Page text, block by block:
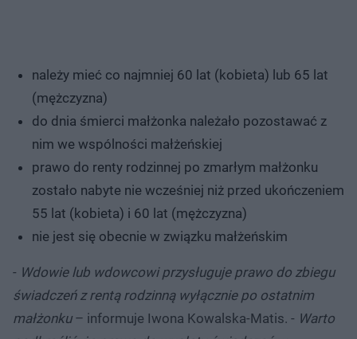
należy mieć co najmniej 60 lat (kobieta) lub 65 lat
(mężczyzna)
do dnia śmierci małżonka należało pozostawać z
nim we wspólności małżeńskiej
prawo do renty rodzinnej po zmarłym małżonku
zostało nabyte nie wcześniej niż przed ukończeniem
55 lat (kobieta) i 60 lat (mężczyzna)
nie jest się obecnie w związku małżeńskim
- Wdowie lub wdowcowi przysługuje prawo do zbiegu
świadczeń z rentą rodzinną wyłącznie po ostatnim
małżonku– informuje Iwona Kowalska-Matis. - Warto